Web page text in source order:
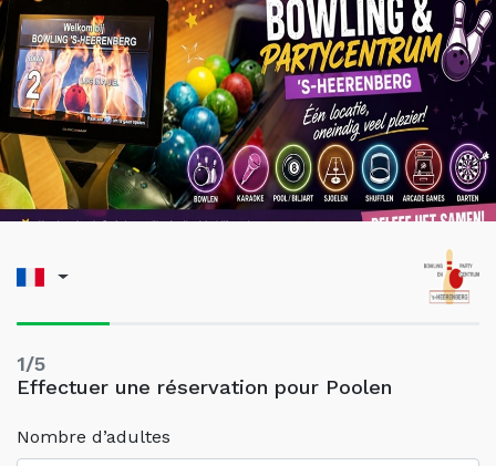
1/5
Effectuer une réservation pour Poolen
Nombre d’adultes